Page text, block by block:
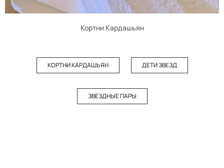
Кортни Кардашьян
КОРТНИ КАРДАШЬЯН ДЕТИ ЗВЕЗД
ЗВЕЗДНЫЕ ПАРЫ